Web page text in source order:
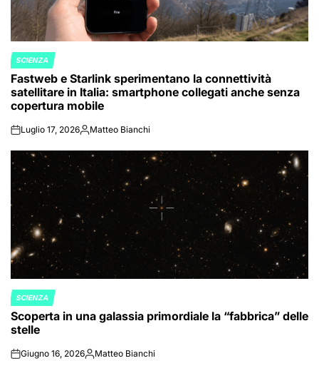
POSTED
IN
SCIENZA
Fastweb e Starlink sperimentano la connettività
satellitare in Italia: smartphone collegati anche senza
copertura mobile
onLuglio 17, 2026Posted
Matteo Bianchi
POSTED
IN
SCIENZA
Scoperta in una galassia primordiale la “fabbrica” delle
stelle
onGiugno 16, 2026Posted
Matteo Bianchi